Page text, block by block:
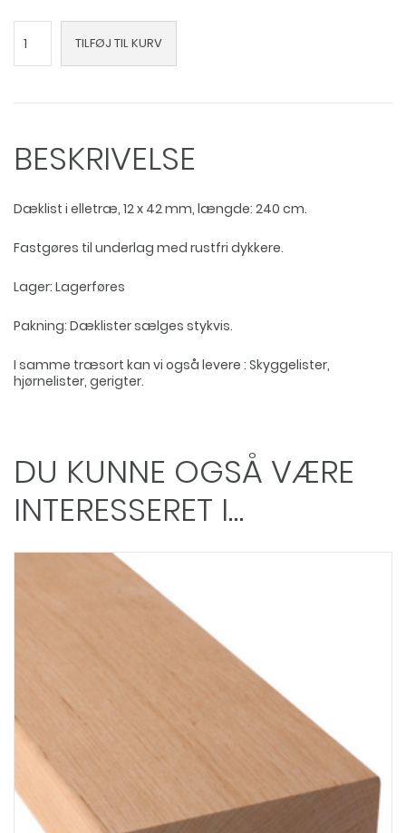
dækliste
i
TILFØJ TIL KURV
BESKRIVELSE
Dæklist i elletræ, 12 x 42 mm, længde: 240 cm.
Fastgøres til underlag med rustfri dykkere.
Lager: Lagerføres
Pakning: Dæklister sælges stykvis.
I samme træsort kan vi også levere : Skyggelister,
hjørnelister, gerigter.
DU KUNNE OGSÅ VÆRE
INTERESSERET I…
varesiden